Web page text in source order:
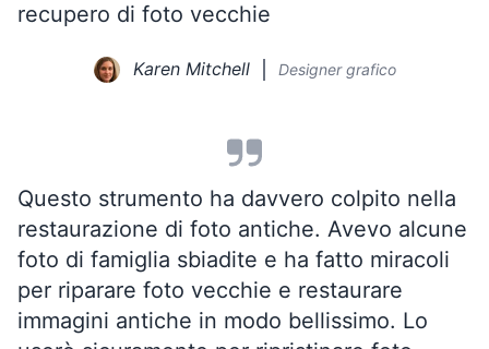
recupero di foto vecchie
Karen Mitchell Designer grafico
Questo strumento ha davvero colpito nella
restaurazione di foto antiche. Avevo alcune
foto di famiglia sbiadite e ha fatto miracoli
per riparare foto vecchie e restaurare
immagini antiche in modo bellissimo. Lo